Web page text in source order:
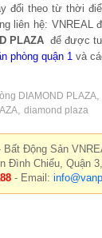
đổi theo từ thời
liên hệ: VNREAL
PLAZA để được
phòng quận 1 và
DIAMOND PLAZA
,diamond plaza
Bất Động Sản
Đình Chiểu, Quận
- Email: